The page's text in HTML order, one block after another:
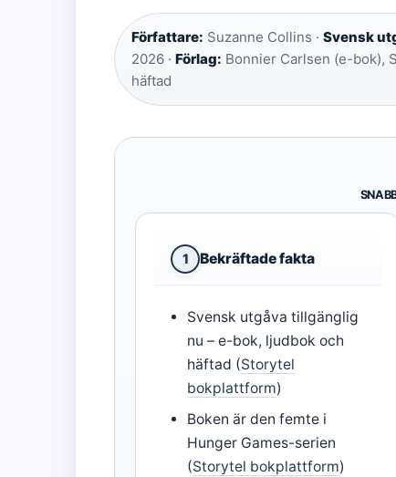
Författare: Suzanne Collins · Svensk
2026 · Förlag: Bonnier Carlsen (e-bok),
häftad
1 Bekräftade fakta
Svensk utgåva tillgänglig
nu – e-bok, ljudbok och
häftad (Storytel
bokplattform)
Boken är den femte i
Hunger Games-serien
(Storytel bokplattform)